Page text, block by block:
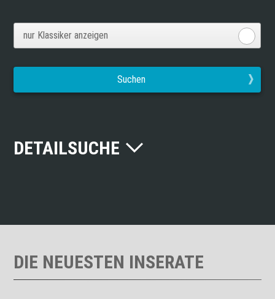
nur Klassiker anzeigen
Suchen
DETAILSUCHE
DIE NEUESTEN INSERATE